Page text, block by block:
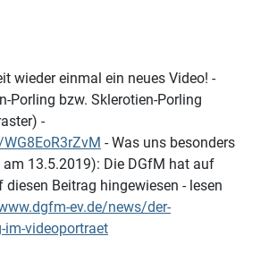
wieder einmal ein neues Video! -
Porling bzw. Sklerotien-Porling
-
- Was uns besonders
13.5.2019): Die DGfM hat auf
diesen Beitrag hingewiesen - lesen
ev.de/news/der-
im-videoportraet